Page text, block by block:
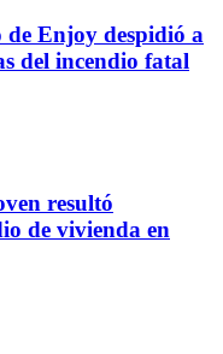
Enjoy despidió a
del incendio fatal
resultó
de vivienda en